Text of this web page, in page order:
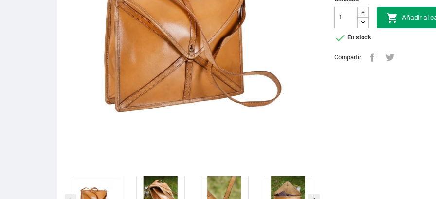
 Añadir al
 En stock
Compartir